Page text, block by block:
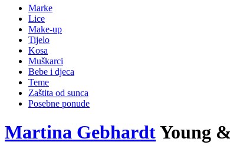
Marke
Lice
Make-up
Tijelo
Kosa
Muškarci
Bebe i djeca
Teme
Zaštita od sunca
Posebne ponude
Martina GebhardtYoung